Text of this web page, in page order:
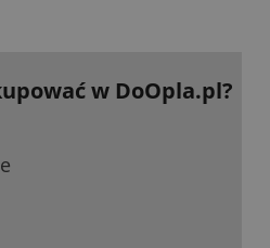
w DoOpla.pl?